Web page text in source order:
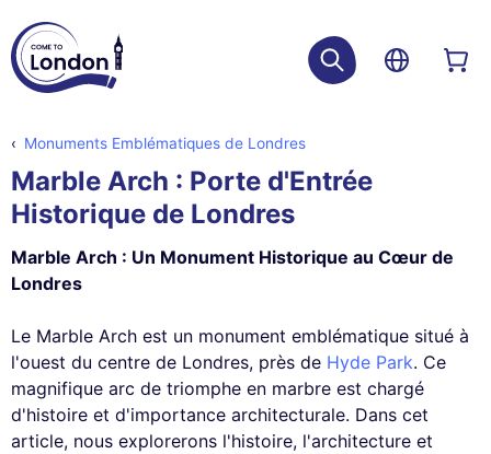
Monuments Emblématiques de Londres
Marble Arch : Porte d'Entrée
Historique de Londres
Marble Arch : Un Monument Historique au Cœur de
Londres
Le Marble Arch est un monument emblématique situé à
l'ouest du centre de Londres, près de Hyde Park. Ce
magnifique arc de triomphe en marbre est chargé
d'histoire et d'importance architecturale. Dans cet
article, nous explorerons l'histoire, l'architecture et